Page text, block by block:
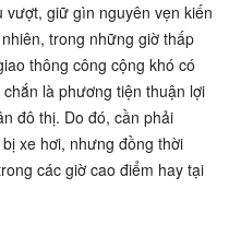
vượt, giữ gìn nguyên vẹn kiến
trong những giờ thấp
thông công cộng khó có
là phương tiện thuận lợi
đô thị. Do đó, cần phải
xe hơi, nhưng đồng thời
các giờ cao điểm hay tại